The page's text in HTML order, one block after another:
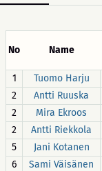
No Name
1
Tuomo Harju
2
Antti Ruuska
2
Mira Ekroos
2
Antti Riekkola
5
Jani Kotanen
6
Sami Väisänen